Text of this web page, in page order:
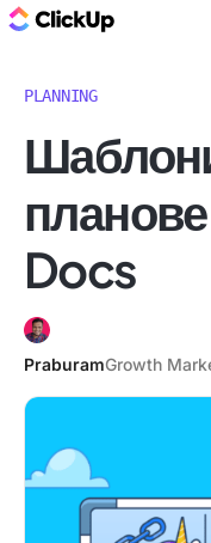
PLANNING
Docs
PraburamGrowth